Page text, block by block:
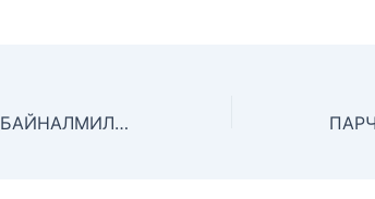
КОНФЕРЕНСИЯИ БАЙНАЛМИЛАЛИИ ИЛМӢ -НАЗАРИЯВӢ БАХШИДА БА ДАҲСОЛАИ БАЙНАЛМИЛАЛИИ АМАЛ “ОБ БАРОИ РУШДИ УСТУВОР”, СОЛҲОИ 2018-2028 ТАҲТИ УНВОНИ “ҲАЛЛИ МАСОИЛИ МАРБУТ БА ОБ – ЯКЕ АЗ УМДАТАРИН ҲАДАФҲОИ РУШДИ УСТУВОР”